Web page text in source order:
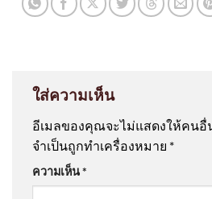
ใส่ความเห็น
อีเมลของคุณจะไม่แสดงให้คนอื่
จำเป็นถูกทำเครื่องหมาย *
ความเห็น*